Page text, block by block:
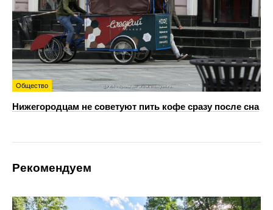
Общество
Нижегородцам не советуют пить кофе сразу после сна
Рекомендуем